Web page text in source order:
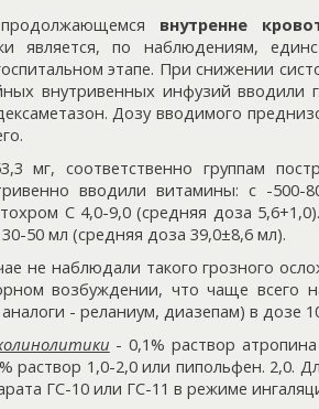
внутренне
является, по наблюдениям,
этапе. При снижении
внутривенных инфузий вводили
Дозу вводимого
мг, соответственно группам
вводили витамины: с -
С 4,0-9,0 (средняя доза
50 мл (средняя доза 39,0±8,6 мл).
не наблюдали такого грозного
возбуждении, что чаще всего
- реланиум, диазепам) в дозе
- 0,1% раствор
1,0-2,0 или пипольфен. 2,0.
ГС-10 или ГС-11 в режиме